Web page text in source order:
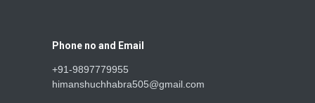
Phone no and Email
+91-9897779955
himanshuchhabra505@gmail.com